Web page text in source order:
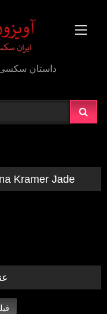
داستان سکسی
Kramer Jade